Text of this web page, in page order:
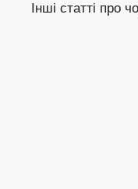
Інші статті про